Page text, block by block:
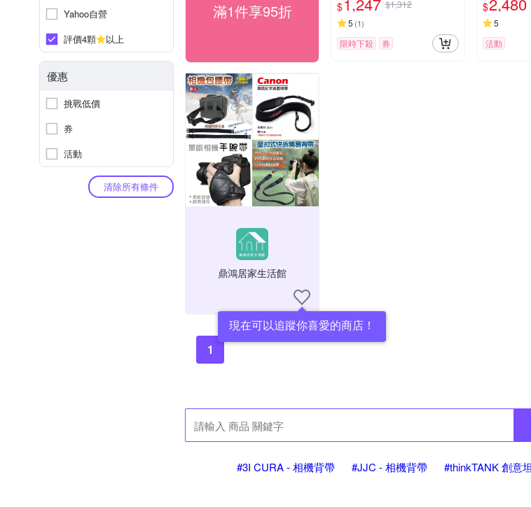
Yahoo自營
評價4顆
以上
優惠
挑戰低價
券
活動
清除所有條件
滿1件享95折 $
$1,312
5 (1)
限時下殺 券
MS(公司貨)
$
5
活動
鼎鴻居家生活館
現在可以追蹤你喜愛的商店！
1
#3I CURA - 相機背帶 #JJC - 相機背帶 #thinkTANK 創意